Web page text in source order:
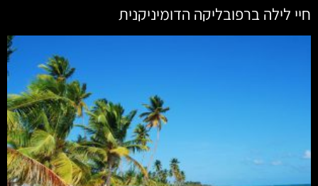
חיי לילה ברפובליקה הדומיניקנית